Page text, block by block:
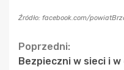
Źródło: facebook.com/
Continue
Poprzedni:
Bezpieczni w sieci i